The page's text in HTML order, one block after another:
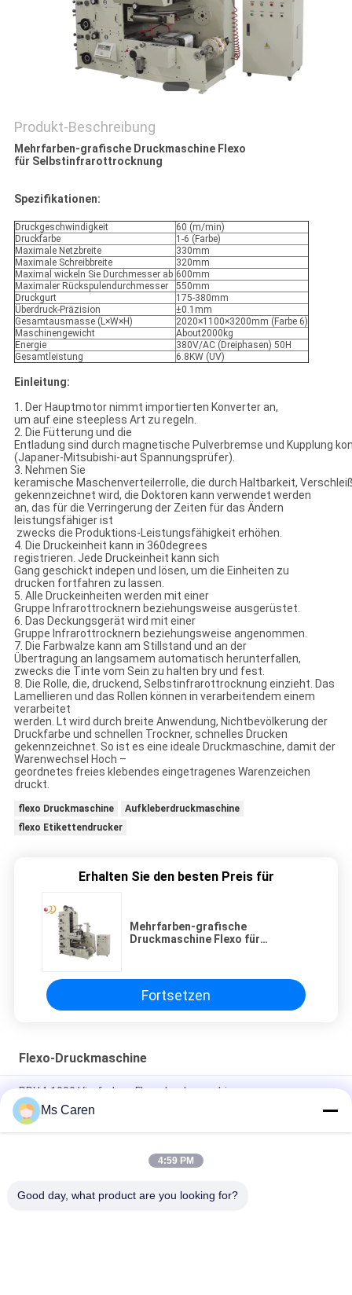
Produkt-Beschreibung
Mehrfarben-grafische Druckmaschine Flexo
für Selbstinfrarottrocknung
Spezifikationen:
Druckgeschwindigkeit
60 (m/min)
Druckfarbe
1-6 (Farbe)
Maximale Netzbreite
330mm
Maximale Schreibbreite
320mm
Maximal wickeln Sie Durchmesser ab 600mm
Maximaler Rückspulendurchmesser
550mm
Druckgurt
175-380mm
Überdruck-Präzision
±0.1mm
Gesamtausmasse (L×W×H)
2020×1100×3200mm (Farbe 6)
Maschinengewicht
About2000kg
Energie
380V/AC (Dreiphasen) 50H
Gesamtleistung
6.8KW (UV)
Einleitung:
1. Der Hauptmotor nimmt importierten Konverter an,
um auf eine steepless Art zu regeln.
2. Die Fütterung und die
Entladung sind durch magnetische Pulverbremse und Kupplung
(Japaner-Mitsubishi-aut Spannungsprüfer).
3. Nehmen Sie
keramische Maschenverteilerrolle, die durch Haltbarkeit,
gekennzeichnet wird, die Doktoren kann verwendet werden
an, das für die Verringerung der Zeiten für das Ändern
leistungsfähiger ist
zwecks die Produktions-Leistungsfähigkeit erhöhen.
4. Die Druckeinheit kann in 360degrees
registrieren. Jede Druckeinheit kann sich
Gang geschickt indepen und lösen, um die Einheiten zu
drucken fortfahren zu lassen.
5. Alle Druckeinheiten werden mit einer
Gruppe Infrarottrocknern beziehungsweise ausgerüstet.
6. Das Deckungsgerät wird mit einer
Gruppe Infrarottrocknern beziehungsweise angenommen.
7. Die Farbwalze kann am Stillstand und an der
Übertragung an langsamem automatisch herunterfallen,
zwecks die Tinte vom Sein zu halten bry und fest.
8. Die Rolle, die, druckend, Selbstinfrarottrocknung einzieht. Das
Lamellieren und das Rollen können in verarbeitendem einem
verarbeitet
werden. Lt wird durch breite Anwendung, Nichtbevölkerung der
Druckfarbe und schnellen Trockner, schnelles Drucken
gekennzeichnet. So ist es eine ideale Druckmaschine, damit der
Warenwechsel Hoch –
geordnetes freies klebendes eingetragenes Warenzeichen
druckt.
flexo Druckmaschine
Aufkleberdruckmaschine
flexo Etikettendrucker
Erhalten Sie den besten Preis für
Mehrfarben-grafische
Druckmaschine Flexo für
Fortsetzen
Flexo-Druckmaschine
PRY4-1000 Vierfarben-Flexodruckmaschine
Ctp-Platten-Herstellungs-Maschine Maschine PRY430F
Digital Flexo Druck
PRY-D1224 Hochgeschwindigkeits-Full-Automatische 4
Ms Caren
4:59 PM
Good day, what product are you looking for?